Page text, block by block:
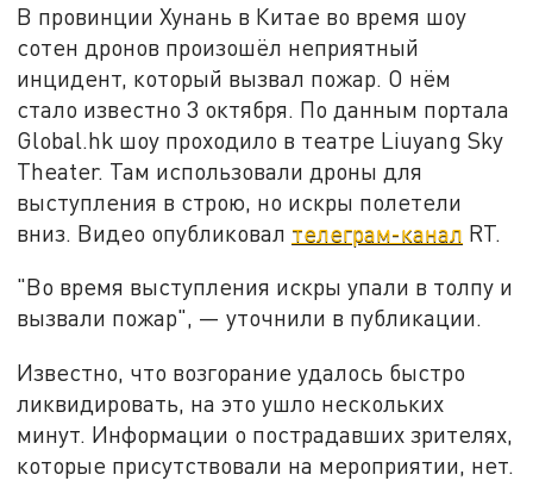
В провинции Хунань в Китае во время шоу
сотен дронов произошёл неприятный
инцидент, который вызвал пожар. О нём
стало известно 3 октября. По данным портала
Global.hk шоу проходило в театре Liuyang Sky
Theater. Там использовали дроны для
выступления в строю, но искры полетели
вниз. Видео опубликовал телеграм-канал RT.
"Во время выступления искры упали в толпу и
вызвали пожар", — уточнили в публикации.
Известно, что возгорание удалось быстро
ликвидировать, на это ушло нескольких
минут. Информации о пострадавших зрителях,
которые присутствовали на мероприятии, нет.